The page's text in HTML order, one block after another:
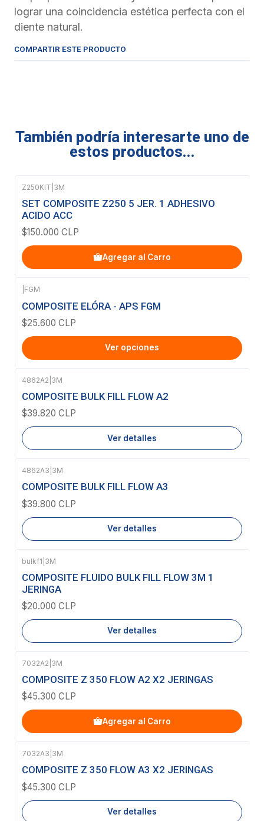
lograr una coincidencia estética perfecta con el
diente natural.
COMPARTIR ESTE PRODUCTO
También podría interesarte uno de
estos productos...
Z250KIT 3M
SET COMPOSITE Z250 5 JER. 1 ADHESIVO
ACIDO ACC
$150.000 CLP
Agregar al Carro
FGM
COMPOSITE ELÓRA - APS FGM
$25.600 CLP
Ver opciones
Agotado
4862A2 3M
COMPOSITE BULK FILL FLOW A2
$39.820 CLP
Ver detalles
Agotado
4862A3 3M
COMPOSITE BULK FILL FLOW A3
$39.800 CLP
Ver detalles
Agotado
bulkf1 3M
COMPOSITE FLUIDO BULK FILL FLOW 3M 1
JERINGA
$20.000 CLP
Ver detalles
7032A2 3M
COMPOSITE Z 350 FLOW A2 X2 JERINGAS
$45.300 CLP
Agregar al Carro
Agotado
7032A3 3M
COMPOSITE Z 350 FLOW A3 X2 JERINGAS
$45.300 CLP
Ver detalles